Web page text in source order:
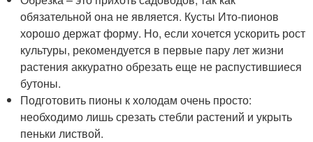
обязательной она не является. Кусты Ито-пионов
хорошо держат форму. Но, если хочется ускорить рост
культуры, рекомендуется в первые пару лет жизни
растения аккуратно обрезать еще не распустившиеся
бутоны.
Подготовить пионы к холодам очень просто:
необходимо лишь срезать стебли растений и укрыть
пеньки листвой.